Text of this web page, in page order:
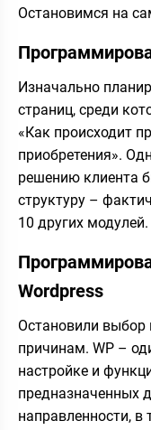
Остановимся на
Изначально
страниц, среди
«Как происходит
приобретения».
решению клиента
структуру –
10 других модулей.
Wordpress
Остановили выбор
причинам. WP –
настройке и
предназначенных
направленности,